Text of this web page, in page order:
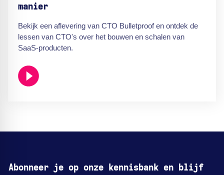
manier
Bekijk een aflevering van CTO Bulletproof en ontdek de
lessen van CTO's over het bouwen en schalen van
SaaS-producten.
Abonneer je op onze kennisbank en blijf